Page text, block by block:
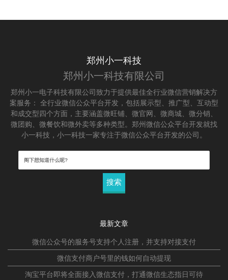
郑州小一科技
郑州小一科技有限公司
郑州小一电子科技有限公司致力于提供最佳全行业微信营销解决方
案服务： 全行业微信公众平台开发，包括展示型、推广型、互动型
和成交型四个方面，主要涵盖微旺铺、微官网、微商城、微分销、
微团购、微餐饮和微外卖等多种类型。郑州微信公众平台开发就找
小一科技，小一科技一家专注于微信公众平台开发的公司。
搜
最新文章
微信公众号的服务号支持个人注册，并支持对接支付
微信支付商户号里的钱如何自动提现
淘宝平台即将全面接入微信支付，打通微信生态指日可待